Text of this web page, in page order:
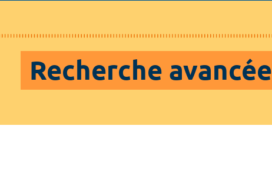
Recherche avancée